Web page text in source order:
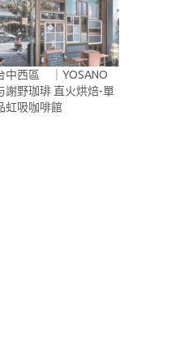
中西區 ｜YOSANO
謝野珈琲 直火烘焙-單
虹吸咖啡館